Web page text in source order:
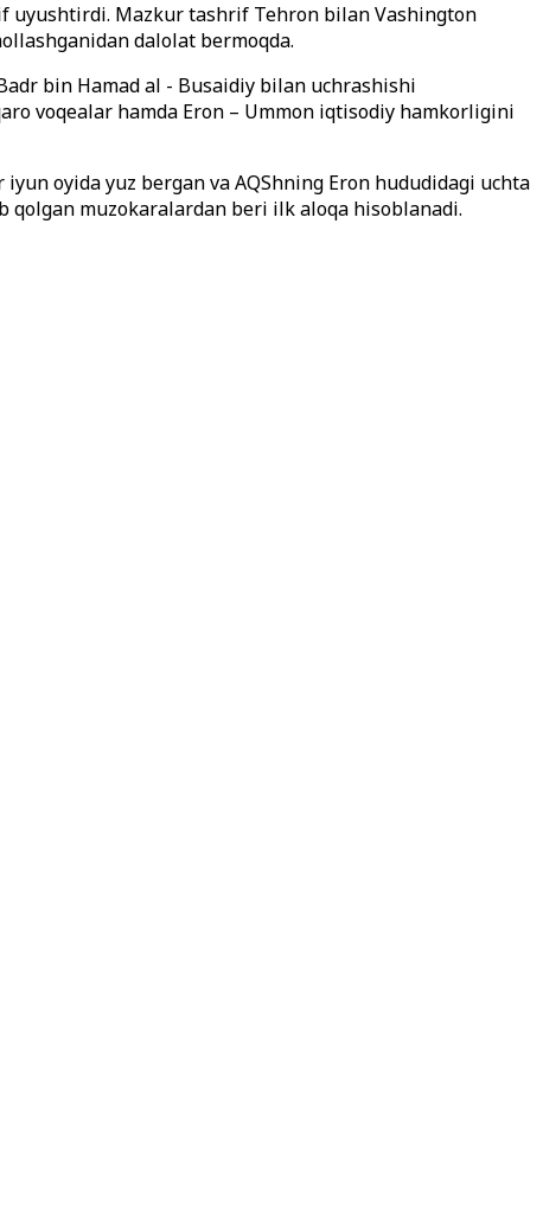
uyushtirdi. Mazkur tashrif Tehron bilan Vashington
dalolat bermoqda.
bin Hamad al - Busaidiy bilan uchrashishi
voqealar hamda Eron – Ummon iqtisodiy hamkorligini
oyida yuz bergan va AQShning Eron hududidagi uchta
qolgan muzokaralardan beri ilk aloqa hisoblanadi.